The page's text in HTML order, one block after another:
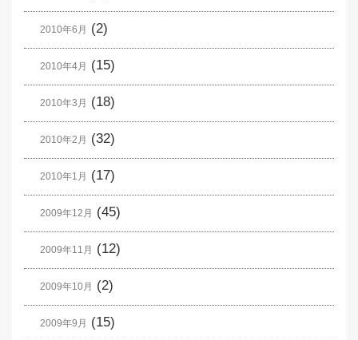
2010年6月 (2)
2010年4月 (15)
2010年3月 (18)
2010年2月 (32)
2010年1月 (17)
2009年12月 (45)
2009年11月 (12)
2009年10月 (2)
2009年9月 (15)